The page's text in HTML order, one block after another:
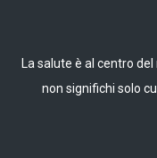
La salute è al centro
non significhi solo